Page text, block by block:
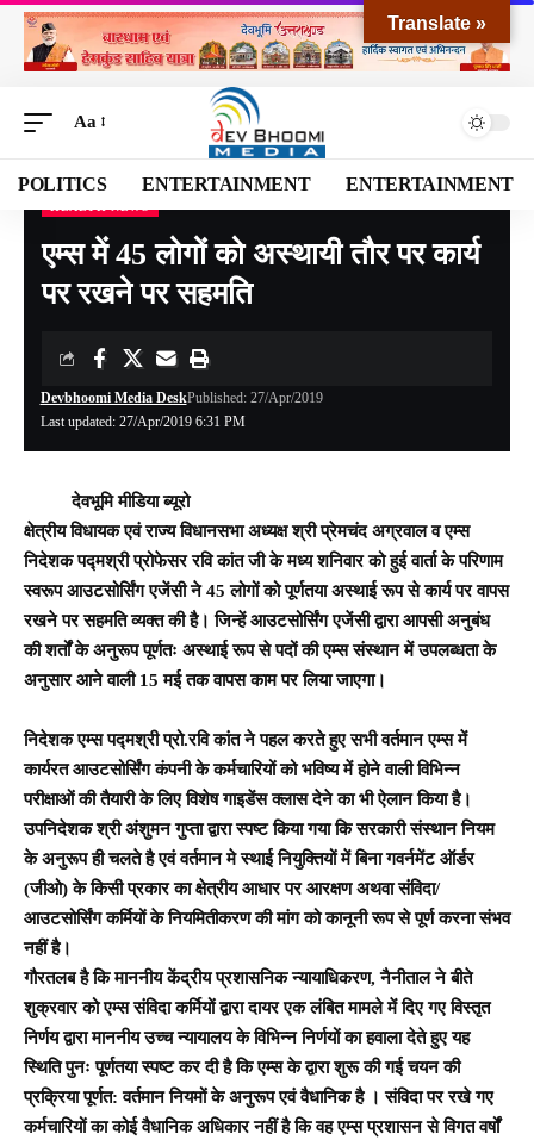
Aa
POLITICS ENTERTAINMENT ENTERTAINMENT
Devbhoomi Media >Blog>HEALTH NEWS>एम्स में 45 लोगों को अस्थायी तौर पर कार्य पर रखने पर सहमति
एम्स में 45 लोगों को अस्थायी तौर पर कार्य
पर रखने पर सहमति
Last updated: 27/Apr/2019 6:31 PM
Devbhoomi Media DeskPublished: 27/Apr/2019
देवभूमि मीडिया ब्यूरो
क्षेत्रीय विधायक एवं राज्य विधानसभा अध्यक्ष श्री प्रेमचंद अग्रवाल व एम्स
निदेशक पद्मश्री प्रोफेसर रवि कांत जी के मध्य शनिवार को हुई वार्ता के परिणाम
स्वरूप आउटसोर्सिंग एजेंसी ने 45 लोगों को पूर्णतया अस्थाई रूप से कार्य पर वापस
रखने पर सहमति व्यक्त की है। जिन्हें आउटसोर्सिंग एजेंसी द्वारा आपसी अनुबंध
की शर्तों के अनुरूप पूर्णतः अस्थाई रूप से पदों की एम्स संस्थान में उपलब्धता के
अनुसार आने वाली 15 मई तक वापस काम पर लिया जाएगा।
निदेशक एम्स पद्मश्री प्रो.रवि कांत ने पहल करते हुए सभी वर्तमान एम्स में
कार्यरत आउटसोर्सिंग कंपनी के कर्मचारियों को भविष्य में होने वाली विभिन्न
परीक्षाओं की तैयारी के लिए विशेष गाइडेंस क्लास देने का भी ऐलान किया है।
उपनिदेशक श्री अंशुमन गुप्ता द्वारा स्पष्ट किया गया कि सरकारी संस्थान नियम
के अनुरूप ही चलते है एवं वर्तमान मे स्थाई नियुक्तियों में बिना गवर्नमेंट ऑर्डर
(जीओ) के किसी प्रकार का क्षेत्रीय आधार पर आरक्षण अथवा संविदा/
आउटसोर्सिंग कर्मियों के नियमितीकरण की मांग को कानूनी रूप से पूर्ण करना संभव
नहीं है।
गौरतलब है कि माननीय केंद्रीय प्रशासनिक न्यायाधिकरण, नैनीताल ने बीते
शुक्रवार को एम्स संविदा कर्मियों द्वारा दायर एक लंबित मामले में दिए गए विस्तृत
निर्णय द्वारा माननीय उच्च न्यायालय के विभिन्न निर्णयों का हवाला देते हुए यह
स्थिति पुनः पूर्णतया स्पष्ट कर दी है कि एम्स के द्वारा शुरू की गई चयन की
प्रक्रिया पूर्णत: वर्तमान नियमों के अनुरूप एवं वैधानिक है । संविदा पर रखे गए
कर्मचारियों का कोई वैधानिक अधिकार नहीं है कि वह एम्स प्रशासन से विगत वर्षों
Translate »